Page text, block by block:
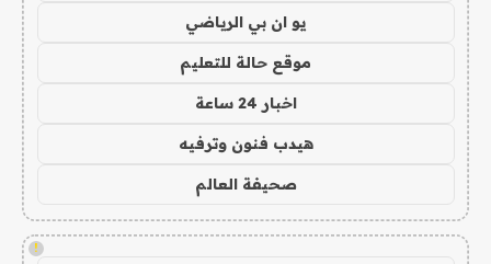
يو ان بي الرياضي
موقع حالة للتعليم
اخبار 24 ساعة
هيدب فنون وترفيه
صحيفة العالم
!